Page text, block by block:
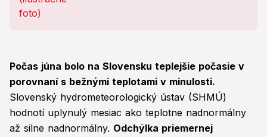
Počas júna bolo na Slovensku teplejšie počasie v
porovnaní s bežnými teplotami v minulosti.
Slovenský hydrometeorologický ústav (SHMÚ)
hodnotí uplynulý mesiac ako teplotne nadnormálny
až silne nadnormálny. Odchýlka priemernej